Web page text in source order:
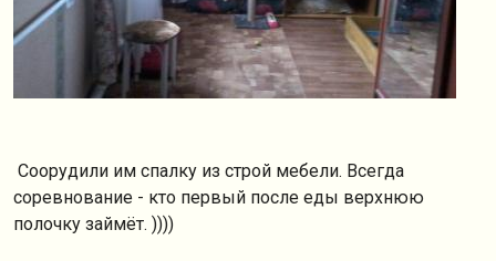
Соорудили им спалку из строй мебели. Всегда
соревнование - кто первый после еды верхнюю
полочку займёт. ))))